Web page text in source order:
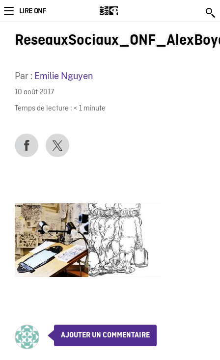
LIRE ONF
Par : Emilie Nguyen
10 août 2017
Temps de lecture : < 1 minute
AJOUTER UN COMMENTAIRE